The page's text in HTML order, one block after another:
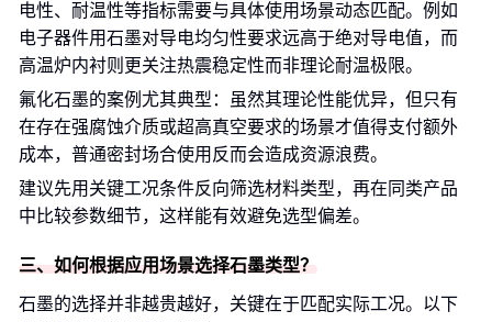
电性、耐温性等指标需要与具体使用场景动态匹配。例如
电子器件用石墨对导电均匀性要求远高于绝对导电值，而
高温炉内衬则更关注热震稳定性而非理论耐温极限。
氟化石墨的案例尤其典型：虽然其理论性能优异，但只有
在存在强腐蚀介质或超高真空要求的场景才值得支付额外
成本，普通密封场合使用反而会造成资源浪费。
建议先用关键工况条件反向筛选材料类型，再在同类产品
中比较参数细节，这样能有效避免选型偏差。
三、如何根据应用场景选择石墨类型？
石墨的选择并非越贵越好，关键在于匹配实际工况。以下